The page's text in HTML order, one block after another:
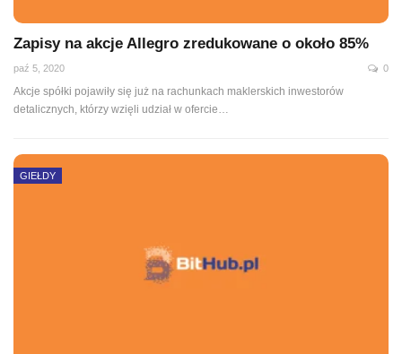
Zapisy na akcje Allegro zredukowane o około 85%
paź 5, 2020 0
Akcje spółki pojawiły się już na rachunkach maklerskich inwestorów
detalicznych, którzy wzięli udział w ofercie…
GIEŁDY